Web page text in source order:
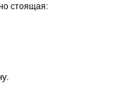
стоящая: